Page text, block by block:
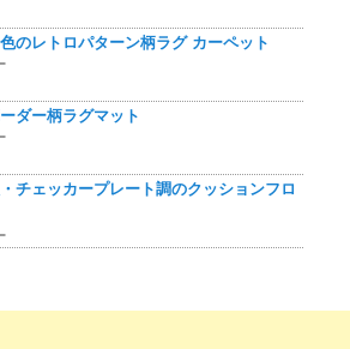
のレトロパターン柄ラグ カーペット
ダー柄ラグマット
チェッカープレート調のクッションフロ